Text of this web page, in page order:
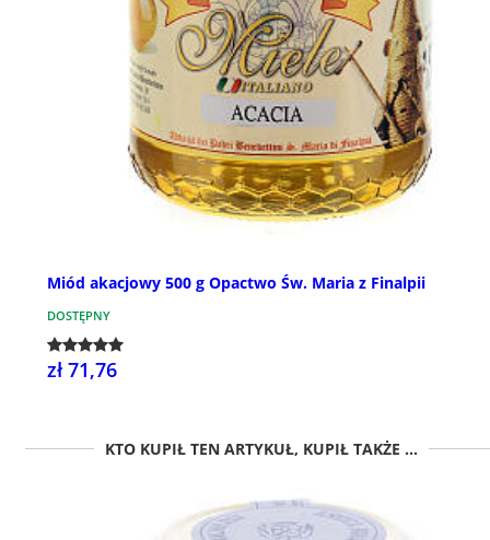
Miód akacjowy 500 g Opactwo Św. Maria z Finalpii
DOSTĘPNY
zł 71,76
KTO KUPIŁ TEN ARTYKUŁ, KUPIŁ TAKŻE ...